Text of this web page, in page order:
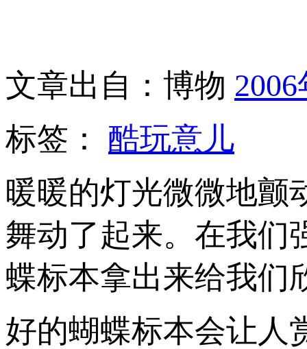
文章出自：博物
标签： 酷玩意儿
暖暖的灯光微微地颤
舞动了起来。在我们
蝶标本拿出来给我们
好的蝴蝶标本会让人